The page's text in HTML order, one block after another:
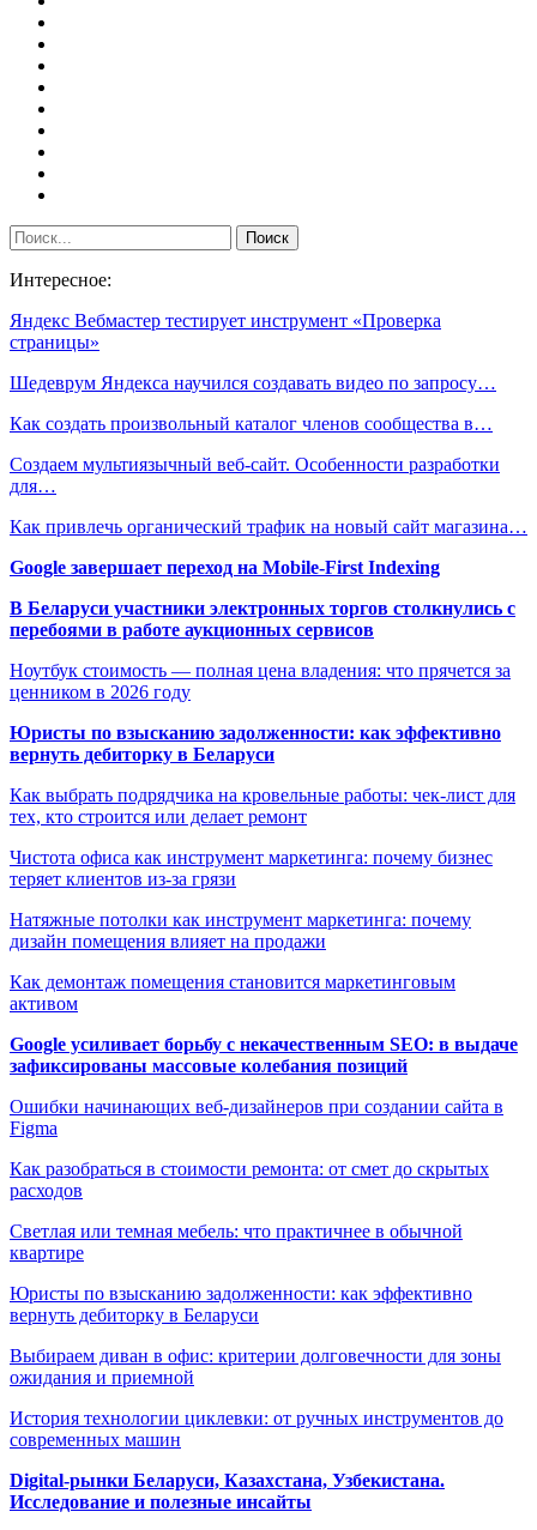
Интересное:
Яндекс Вебмастер тестирует инструмент «Проверка
страницы»
Шедеврум Яндекса научился создавать видео по запросу…
Как создать произвольный каталог членов сообщества в…
Создаем мультиязычный веб-сайт. Особенности разработки
для…
Как привлечь органический трафик на новый сайт магазина…
Google завершает переход на Mobile-First Indexing
В Беларуси участники электронных торгов столкнулись с
перебоями в работе аукционных сервисов
Ноутбук стоимость — полная цена владения: что прячется за
ценником в 2026 году
Юристы по взысканию задолженности: как эффективно
вернуть дебиторку в Беларуси
Как выбрать подрядчика на кровельные работы: чек-лист для
тех, кто строится или делает ремонт
Чистота офиса как инструмент маркетинга: почему бизнес
теряет клиентов из-за грязи
Натяжные потолки как инструмент маркетинга: почему
дизайн помещения влияет на продажи
Как демонтаж помещения становится маркетинговым
активом
Google усиливает борьбу с некачественным SEO: в выдаче
зафиксированы массовые колебания позиций
Ошибки начинающих веб-дизайнеров при создании сайта в
Figma
Как разобраться в стоимости ремонта: от смет до скрытых
расходов
Светлая или темная мебель: что практичнее в обычной
квартире
Юристы по взысканию задолженности: как эффективно
вернуть дебиторку в Беларуси
Выбираем диван в офис: критерии долговечности для зоны
ожидания и приемной
История технологии циклевки: от ручных инструментов до
современных машин
Digital-рынки Беларуси, Казахстана, Узбекистана.
Исследование и полезные инсайты